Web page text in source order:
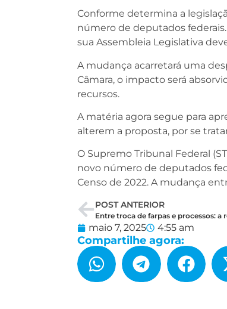
Conforme determina a
número de deputados federais.
sua Assembleia Legislativa
A mudança acarretará uma
Câmara, o impacto será
recursos.
A matéria agora segue para
alterem a proposta, por se
O Supremo Tribunal Federal
novo número de deputados
Censo de 2022. A mudança
POST ANTERIOR
maio 7, 2025 4:55 am
Compartilhe agora: